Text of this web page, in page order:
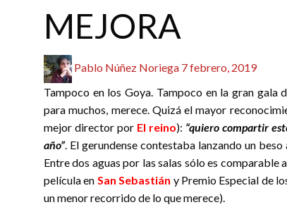
MEJORA
Pablo Núñez Noriega Publicado
7 febrero, 2019
Tampoco en los Goya. Tampoco en la gran gala
para muchos, merece. Quizá el mayor
mejor director por El reino): “quiero compartir
año”. El gerundense contestaba lanzando un
Entre dos aguas por las salas sólo es
película en San Sebastián y Premio Especial de
un menor recorrido de lo que merece).